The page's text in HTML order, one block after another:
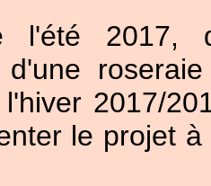
l'été 2017,
d'une
2017/
le projet